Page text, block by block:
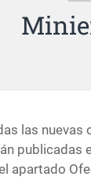
las nuevas
publicadas
apartado